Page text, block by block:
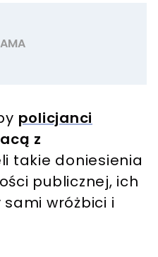
policjanci
z
takie doniesienia
publicznej, ich
sami wróżbici i